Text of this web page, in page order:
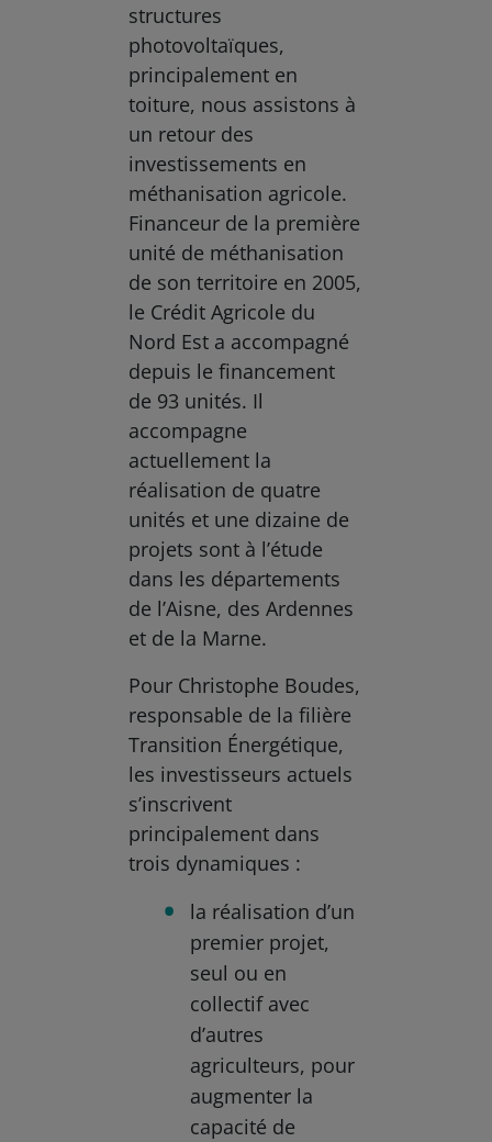
structures
photovoltaïques,
principalement en
toiture, nous assistons à
un retour des
investissements en
méthanisation agricole.
Financeur de la première
unité de méthanisation
de son territoire en 2005,
le Crédit Agricole du
Nord Est a accompagné
depuis le financement
de 93 unités. Il
accompagne
actuellement la
réalisation de quatre
unités et une dizaine de
projets sont à l’étude
dans les départements
de l’Aisne, des Ardennes
et de la Marne.
Pour Christophe Boudes,
responsable de la filière
Transition Énergétique,
les investisseurs actuels
s’inscrivent
principalement dans
trois dynamiques :
la réalisation d’un
premier projet,
seul ou en
collectif avec
d’autres
agriculteurs, pour
augmenter la
capacité de